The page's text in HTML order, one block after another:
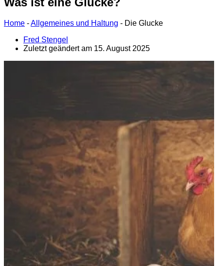
Home -Allgemeines und Haltung - Die Glucke
Fred Stengel
Zuletzt geändert am 15. August 2025